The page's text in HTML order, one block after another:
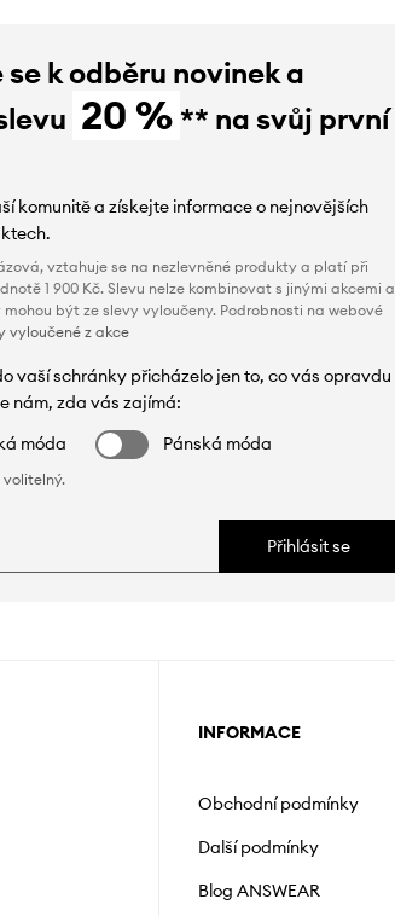
se k odběru novinek a
20 % ** na svůj první
komunitě a získejte informace o nejnovějších
vztahuje se na nezlevněné produkty a platí při
1 900 Kč. Slevu nelze kombinovat s jinými akcemi a
být ze slevy vyloučeny. Podrobnosti na webové
vyloučené z akce
vaší schránky přicházelo jen to, co vás opravdu
nám, zda vás zajímá:
móda
Pánská móda
volitelný.
Přihlásit se
INFORMACE
Obchodní podmínky
Další podmínky
Blog ANSWEAR